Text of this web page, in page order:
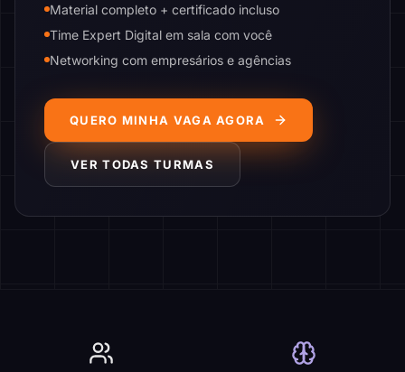
Material completo + certificado incluso
Time Expert Digital em sala com você
Networking com empresários e agências
QUERO MINHA VAGA AGORA
VER TODAS TURMAS